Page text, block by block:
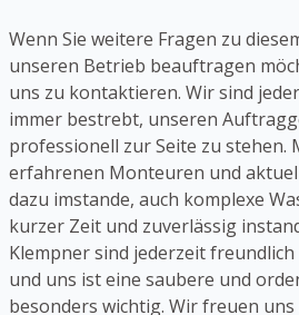
Wenn Sie weitere Fragen zu
unseren Betrieb beauftragen
uns zu kontaktieren. Wir sind
immer bestrebt, unseren
professionell zur Seite zu stehen.
erfahrenen Monteuren und
dazu imstande, auch komplexe
kurzer Zeit und zuverlässig
Klempner sind jederzeit
und uns ist eine saubere und
besonders wichtig. Wir freuen